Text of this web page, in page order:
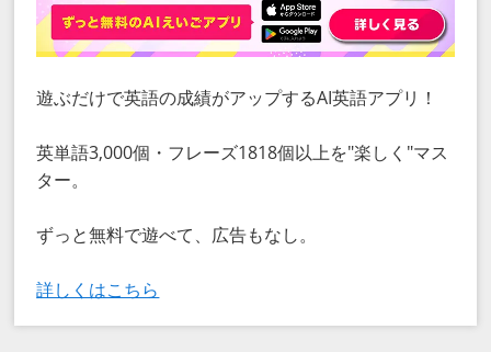
遊ぶだけで英語の成績がアップするAI英語アプリ！
英単語3,000個・フレーズ1818個以上を"楽しく"マス
ター。
ずっと無料で遊べて、広告もなし。
詳しくはこちら